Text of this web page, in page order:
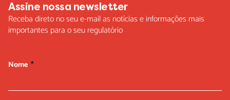
Assine nossa newsletter
Receba direto no seu e-mail as notícias e informações mais
importantes para o seu regulatório
Nome